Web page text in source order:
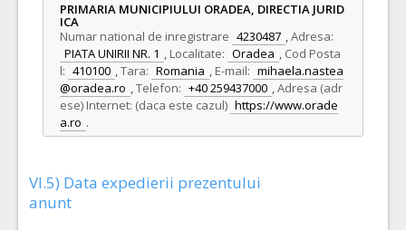
PRIMARIA MUNICIPIULUI ORADEA, DIRECTIA JURID
ICA
Numar national de inregistrare 4230487 ,Adresa:
PIATA UNIRII NR. 1 , Localitate: Oradea , Cod Posta
l: 410100 ,Tara: Romania , E-mail: mihaela.nastea
@oradea.ro ,Telefon: +40 259437000 ,Adresa (adr
ese) Internet: (daca este cazul) https://www.orade
a.ro .
VI.5) Data expedierii prezentului
anunt